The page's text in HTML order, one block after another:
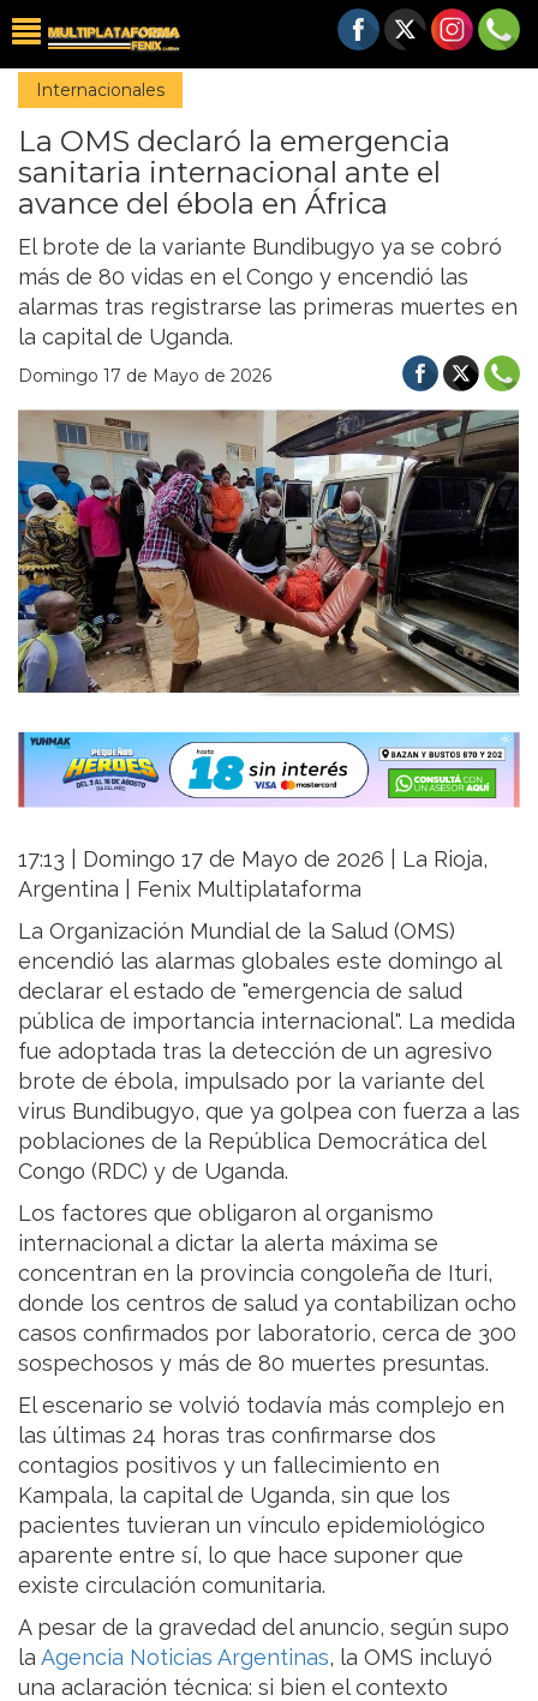
Internacionales
La OMS declaró la emergencia
sanitaria internacional ante el
avance del ébola en África
El brote de la variante Bundibugyo ya se cobró
más de 80 vidas en el Congo y encendió las
alarmas tras registrarse las primeras muertes en
la capital de Uganda.
Domingo 17 de Mayo de 2026
17:13 | Domingo 17 de Mayo de 2026 | La Rioja,
Argentina | Fenix Multiplataforma
La Organización Mundial de la Salud (OMS)
encendió las alarmas globales este domingo al
declarar el estado de "emergencia de salud
pública de importancia internacional". La medida
fue adoptada tras la detección de un agresivo
brote de ébola, impulsado por la variante del
virus Bundibugyo, que ya golpea con fuerza a las
poblaciones de la República Democrática del
Congo (RDC) y de Uganda.
Los factores que obligaron al organismo
internacional a dictar la alerta máxima se
concentran en la provincia congoleña de Ituri,
donde los centros de salud ya contabilizan ocho
casos confirmados por laboratorio, cerca de 300
sospechosos y más de 80 muertes presuntas.
El escenario se volvió todavía más complejo en
las últimas 24 horas tras confirmarse dos
contagios positivos y un fallecimiento en
Kampala, la capital de Uganda, sin que los
pacientes tuvieran un vínculo epidemiológico
aparente entre sí, lo que hace suponer que
existe circulación comunitaria.
A pesar de la gravedad del anuncio, según supo
la Agencia Noticias Argentinas, la OMS incluyó
una aclaración técnica: si bien el contexto